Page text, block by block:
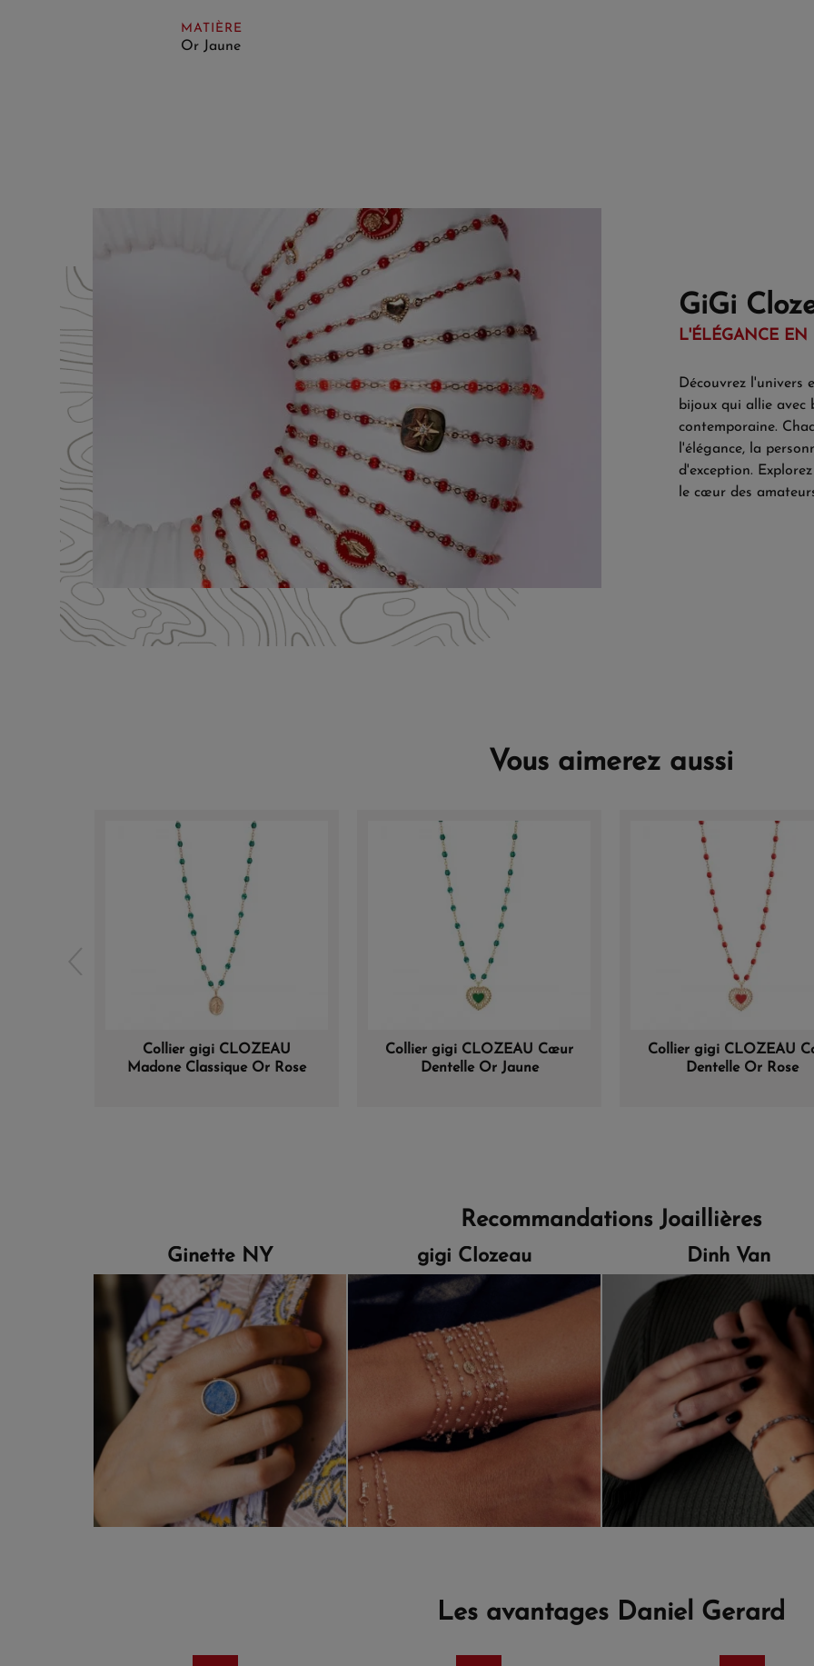
MATIÈRE
Or Jaune
GiGi
L'ÉLÉGANCE EN
Découvrez l'univers
bijoux qui allie avec
contemporaine.
l'élégance, la
d'exception.
le cœur des
Vous aimerez aussi
Collier gigi CLOZEAU
Madone Classique Or Rose
Collier gigi CLOZEAU Cœur
Dentelle Or Jaune
Collier gigi CLOZEAU
Dentelle Or Rose
Recommandations Joaillières
Ginette NY gigi Clozeau Dinh Van
Les avantages Daniel Gerard